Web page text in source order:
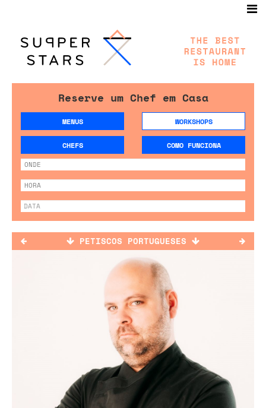
Reserve um Chef em Casa
MENUS WORKSHOPS
CHEFS COMO FUNCIONA
PETISCOS PORTUGUESES